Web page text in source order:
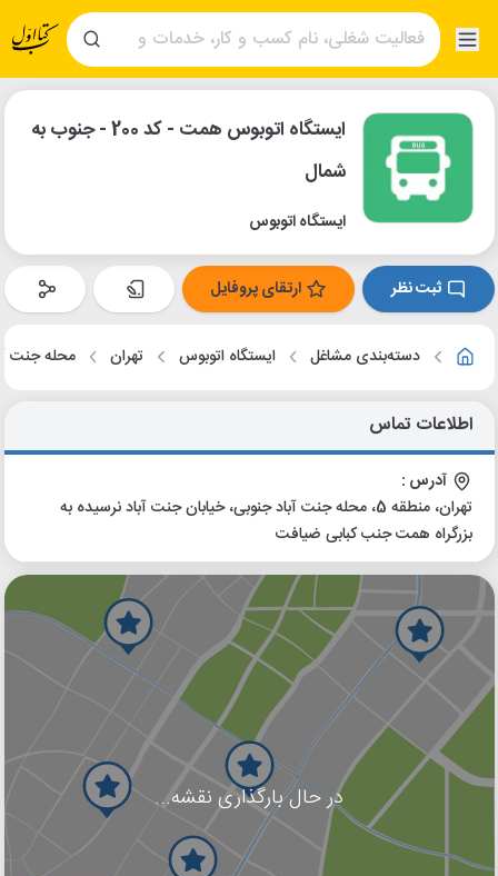
ایستگاه اتوبوس همت - کد 200 - جنوب به
شمال
ایستگاه اتوبوس
ثبت نظر ارتقای پروفایل
دسته‌بندی مشاغل ایستگاه اتوبوس تهران محله جنت
اطلاعات تماس
آدرس :
تهران، منطقه 5، محله جنت آباد جنوبی، خیابان جنت آباد نرسیده به
بزرگراه همت جنب کبابی ضیافت
در حال بارگذاری نقشه...